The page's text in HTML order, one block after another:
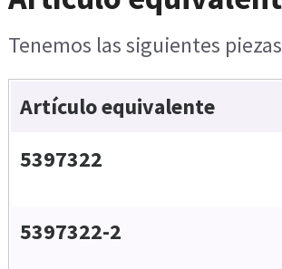
Tenemos las siguientes
Artículo equivalente
5397322
5397322-2